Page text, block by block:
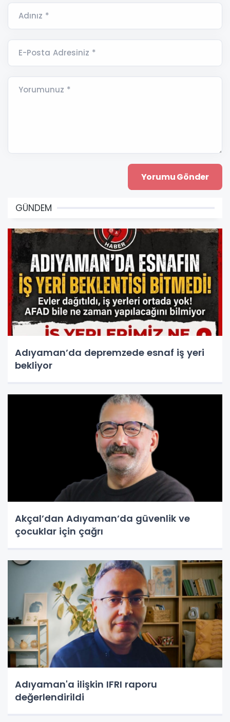
Adınız *
E-Posta Adresiniz *
Yorumunuz *
GÜNDEM
Adıyaman’da depremzede esnaf iş yeri
bekliyor
Akçal’dan Adıyaman’da güvenlik ve
çocuklar için çağrı
Adıyaman'a ilişkin IFRI raporu
değerlendirildi